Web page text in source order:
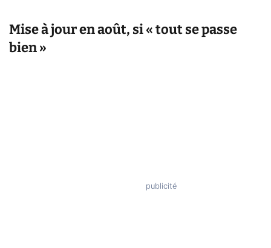
Mise à jour en août, si « tout se passe
bien »